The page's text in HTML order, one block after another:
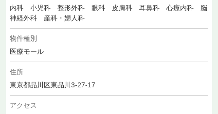
内科 小児科 整形外科 眼科 皮膚科 耳鼻科 心療内科 脳
神経外科 産科・婦人科
物件種別
医療モール
住所
東京都品川区東品川3-27-17
アクセス